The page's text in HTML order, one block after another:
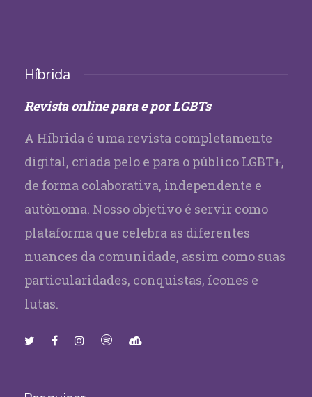
Híbrida
Revista online para e por LGBTs
A Híbrida é uma revista completamente
digital, criada pelo e para o público LGBT+,
de forma colaborativa, independente e
autônoma. Nosso objetivo é servir como
plataforma que celebra as diferentes
nuances da comunidade, assim como suas
particularidades, conquistas, ícones e
lutas.